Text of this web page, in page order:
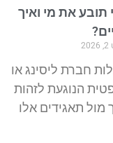
תובע את מי ואיך
חברת ליסינג או
הנוגעת לזהות
מול תאגידים אלו